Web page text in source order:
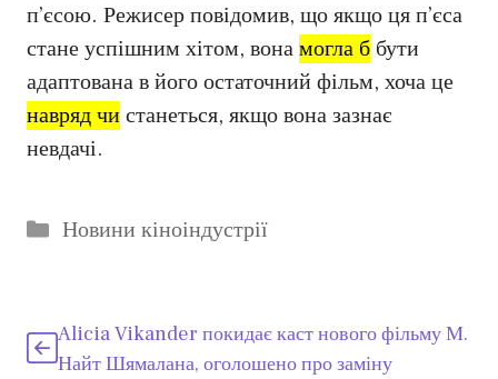
п’єсою. Режисер повідомив, що якщо ця п’єса
стане успішним хітом, вонамогла б бути
адаптована в його остаточний фільм, хоча це
навряд чистанеться, якщо вона зазнає
невдачі.
Категорії
Новини кіноіндустрії
Alicia Vikander покидає каст нового фільму М.
Найт Шямалана, оголошено про заміну